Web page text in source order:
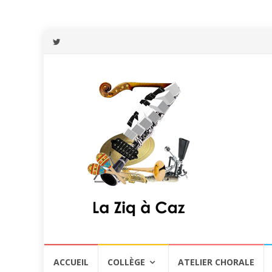
ACCUEIL COLLÈGE ATELIER CHORALE